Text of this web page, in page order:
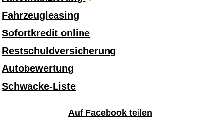
Fahrzeugleasing
Sofortkredit online
Restschuldversicherung
Autobewertung
Schwacke-Liste
Auf Facebook teilen